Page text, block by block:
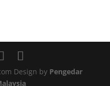
Design by Pengedar